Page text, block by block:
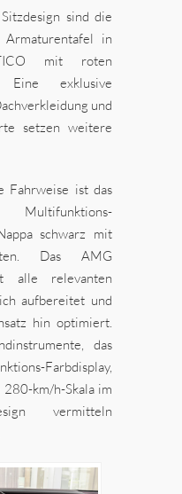
sind die
in
mit roten
Eine exklusive
und
setzen weitere
Fahrweise ist das
schwarz mit
Das AMG
alle relevanten
aufbereitet und
hin optimiert.
das
Farbdisplay,
km/h-Skala im
vermitteln